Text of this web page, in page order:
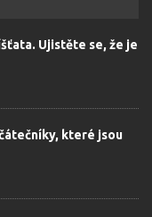
Ujistěte se, že je
které jsou